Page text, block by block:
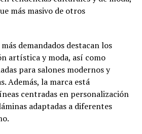
más masivo de otros
demandados destacan los
artística y moda, así como
para salones modernos y
Además, la marca está
centradas en personalización
adaptadas a diferentes